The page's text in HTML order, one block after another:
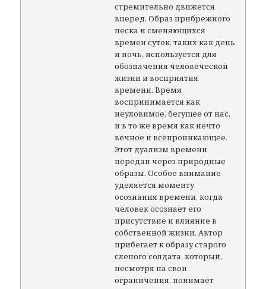
стремительно движется
вперед. Образ прибрежного
песка и сменяющихся
времен суток, таких как день
и ночь, используется для
обозначения человеческой
жизни и восприятия
времени. Время
воспринимается как
неуловимое, бегущее от нас,
и в то же время как нечто
вечное и всепроникающее.
Этот дуализм времени
передан через природные
образы. Особое внимание
уделяется моменту
осознания времени, когда
человек осознает его
присутствие и влияние в
собственной жизни. Автор
прибегает к образу старого
слепого солдата, который,
несмотря на свои
ограничения, понимает